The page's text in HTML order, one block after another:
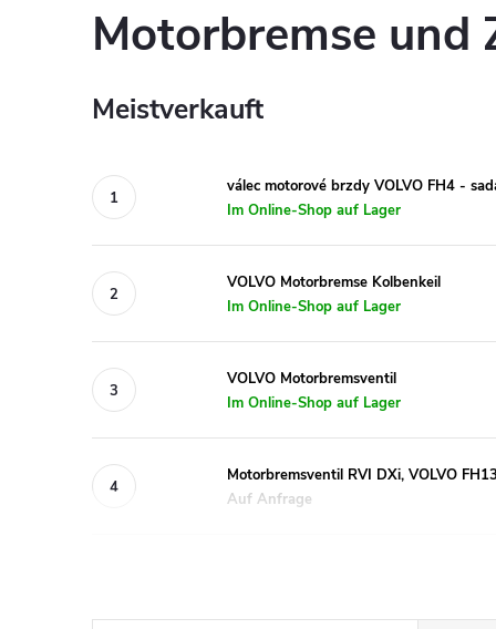
Motorbremse und
Meistverkauft
válec motorové brzdy VOLVO FH4 -
Im Online-Shop auf Lager
VOLVO Motorbremse Kolbenkeil
Im Online-Shop auf Lager
VOLVO Motorbremsventil
Im Online-Shop auf Lager
Motorbremsventil RVI DXi, VOLVO FH13
Auf Anfrage